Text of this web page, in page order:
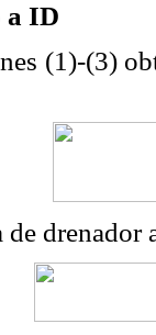
a ID
(1)-(3)
de